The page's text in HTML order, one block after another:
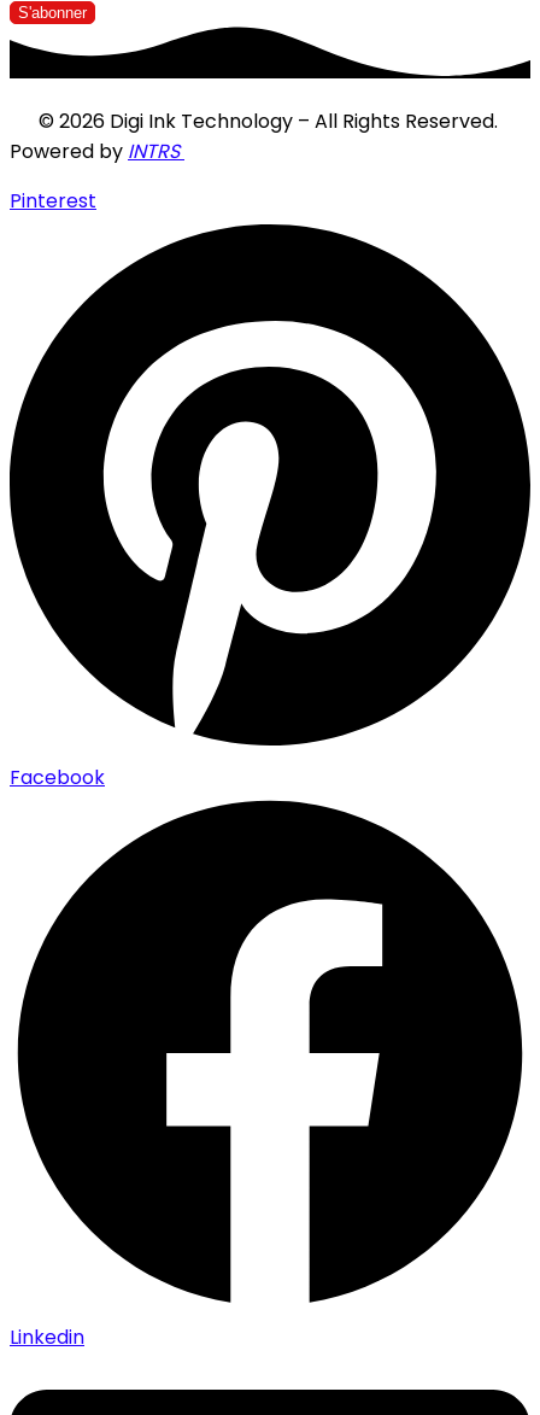
© 2026 Digi Ink Technology – All Rights Reserved.
Powered by INTRS
Pinterest
Facebook
Linkedin